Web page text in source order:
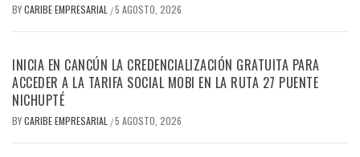
BYCARIBE EMPRESARIAL /5 AGOSTO, 2026
INICIA EN CANCÚN LA CREDENCIALIZACIÓN GRATUITA PARA
ACCEDER A LA TARIFA SOCIAL MOBI EN LA RUTA 27 PUENTE
NICHUPTÉ
BYCARIBE EMPRESARIAL /5 AGOSTO, 2026